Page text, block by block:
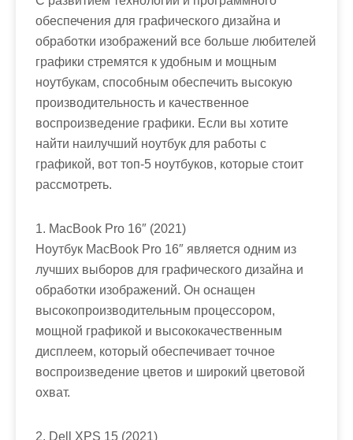
обеспечения для графического дизайна и
обработки изображений все больше любителей
графики стремятся к удобным и мощным
ноутбукам, способным обеспечить высокую
производительность и качественное
воспроизведение графики. Если вы хотите
найти наилучший ноутбук для работы с
графикой, вот топ-5 ноутбуков, которые стоит
рассмотреть.
1. MacBook Pro 16″ (2021)
Ноутбук MacBook Pro 16″ является одним из
лучших выборов для графического дизайна и
обработки изображений. Он оснащен
высокопроизводительным процессором,
мощной графикой и высококачественным
дисплеем, который обеспечивает точное
воспроизведение цветов и широкий цветовой
охват.
2. Dell XPS 15 (2021)